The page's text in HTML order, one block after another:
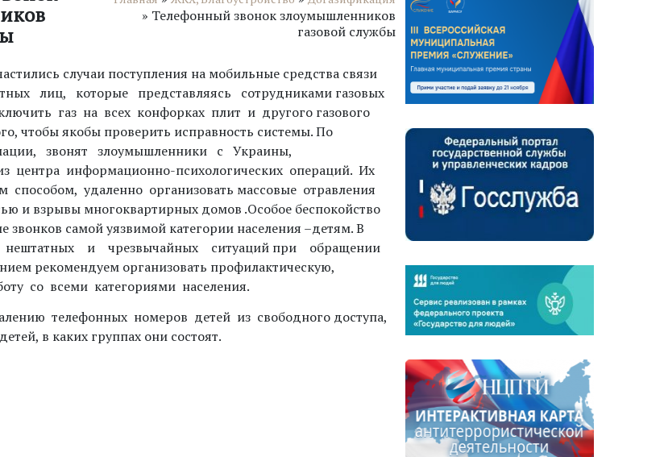
» Телефонный звонок злоумышленников
газовой службы
случаи поступления на мобильные средства связи
лиц, которые представляясь сотрудниками газовых
газ на всех конфорках плит и другого газового
чтобы якобы проверить исправность системы. По
звонят злоумышленники с Украины,
центра информационно-психологических операций. Их
способом, удаленно организовать массовые отравления
и взрывы многоквартирных домов .Особое беспокойство
звонков самой уязвимой категории населения –детям. В
нештатных и чрезвычайных ситуаций при обращении
рекомендуем организовать профилактическую,
со всеми категориями населения.
телефонных номеров детей из свободного доступа,
в каких группах они состоят.